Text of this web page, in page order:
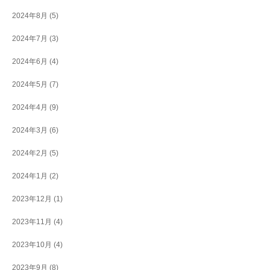
2024年8月 (5)
2024年7月 (3)
2024年6月 (4)
2024年5月 (7)
2024年4月 (9)
2024年3月 (6)
2024年2月 (5)
2024年1月 (2)
2023年12月 (1)
2023年11月 (4)
2023年10月 (4)
2023年9月 (8)